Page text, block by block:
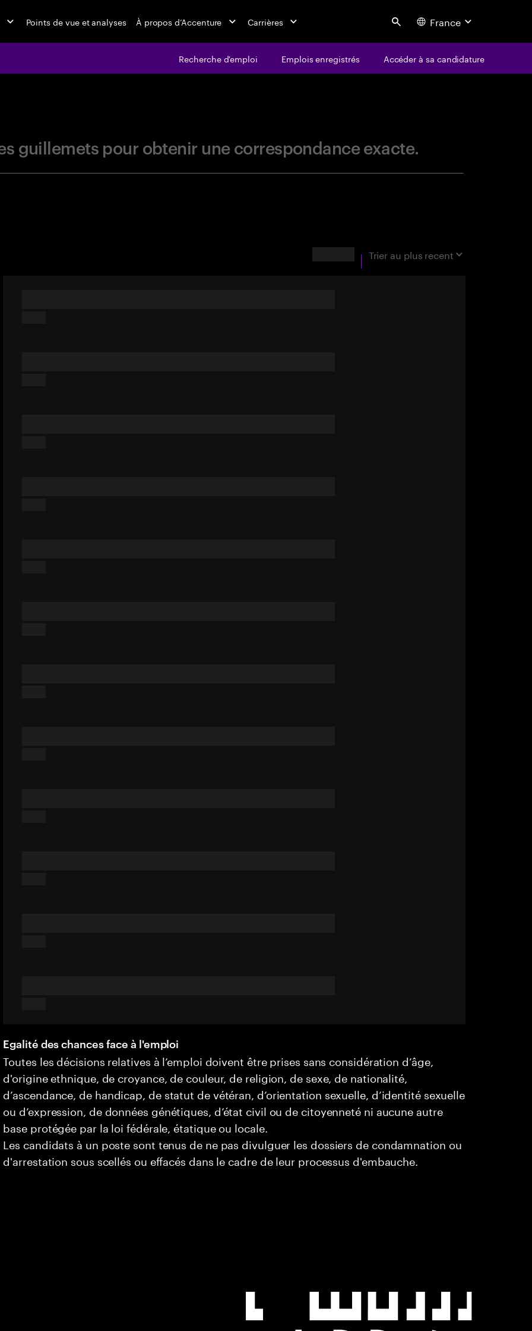
Points de vue et analyses À propos d’Accenture Carrières Search France
Recherche d'emploi Emplois enregistrés Accéder à sa candidature
guillemets pour obtenir une correspondance exacte.
Trier au plus recent
Egalité des chances face à l'emploi
Toutes les décisions relatives à l’emploi doivent être prises sans considération d’âge,
d'origine ethnique, de croyance, de couleur, de religion, de sexe, de nationalité,
d’ascendance, de handicap, de statut de vétéran, d’orientation sexuelle, d’identité sexuelle
ou d’expression, de données génétiques, d’état civil ou de citoyenneté ni aucune autre
base protégée par la loi fédérale, étatique ou locale.
Les candidats à un poste sont tenus de ne pas divulguer les dossiers de condamnation ou
d'arrestation sous scellés ou effacés dans le cadre de leur processus d'embauche.